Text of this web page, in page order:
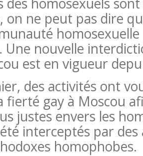
on ne peut pas dire
Une nouvelle
est en vigueur
des activités ont
fierté gay à Moscou
justes envers les
interceptés par des
homophobes.